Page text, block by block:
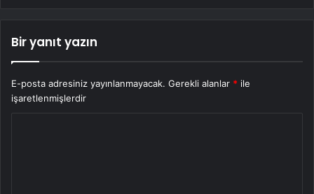
Bir yanıt yazın
E-posta adresiniz yayınlanmayacak. Gerekli alanlar * ile
işaretlenmişlerdir